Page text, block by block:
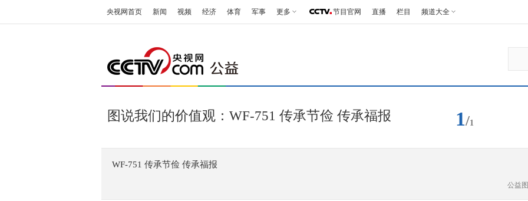
央视网首页 新闻 视频 经济 体育 军事 更多 节目官网 直播 栏目 频道大全
图说我们的价值观：WF-751 传承节俭 传承福报 1/1
WF-751 传承节俭 传承福报
公益